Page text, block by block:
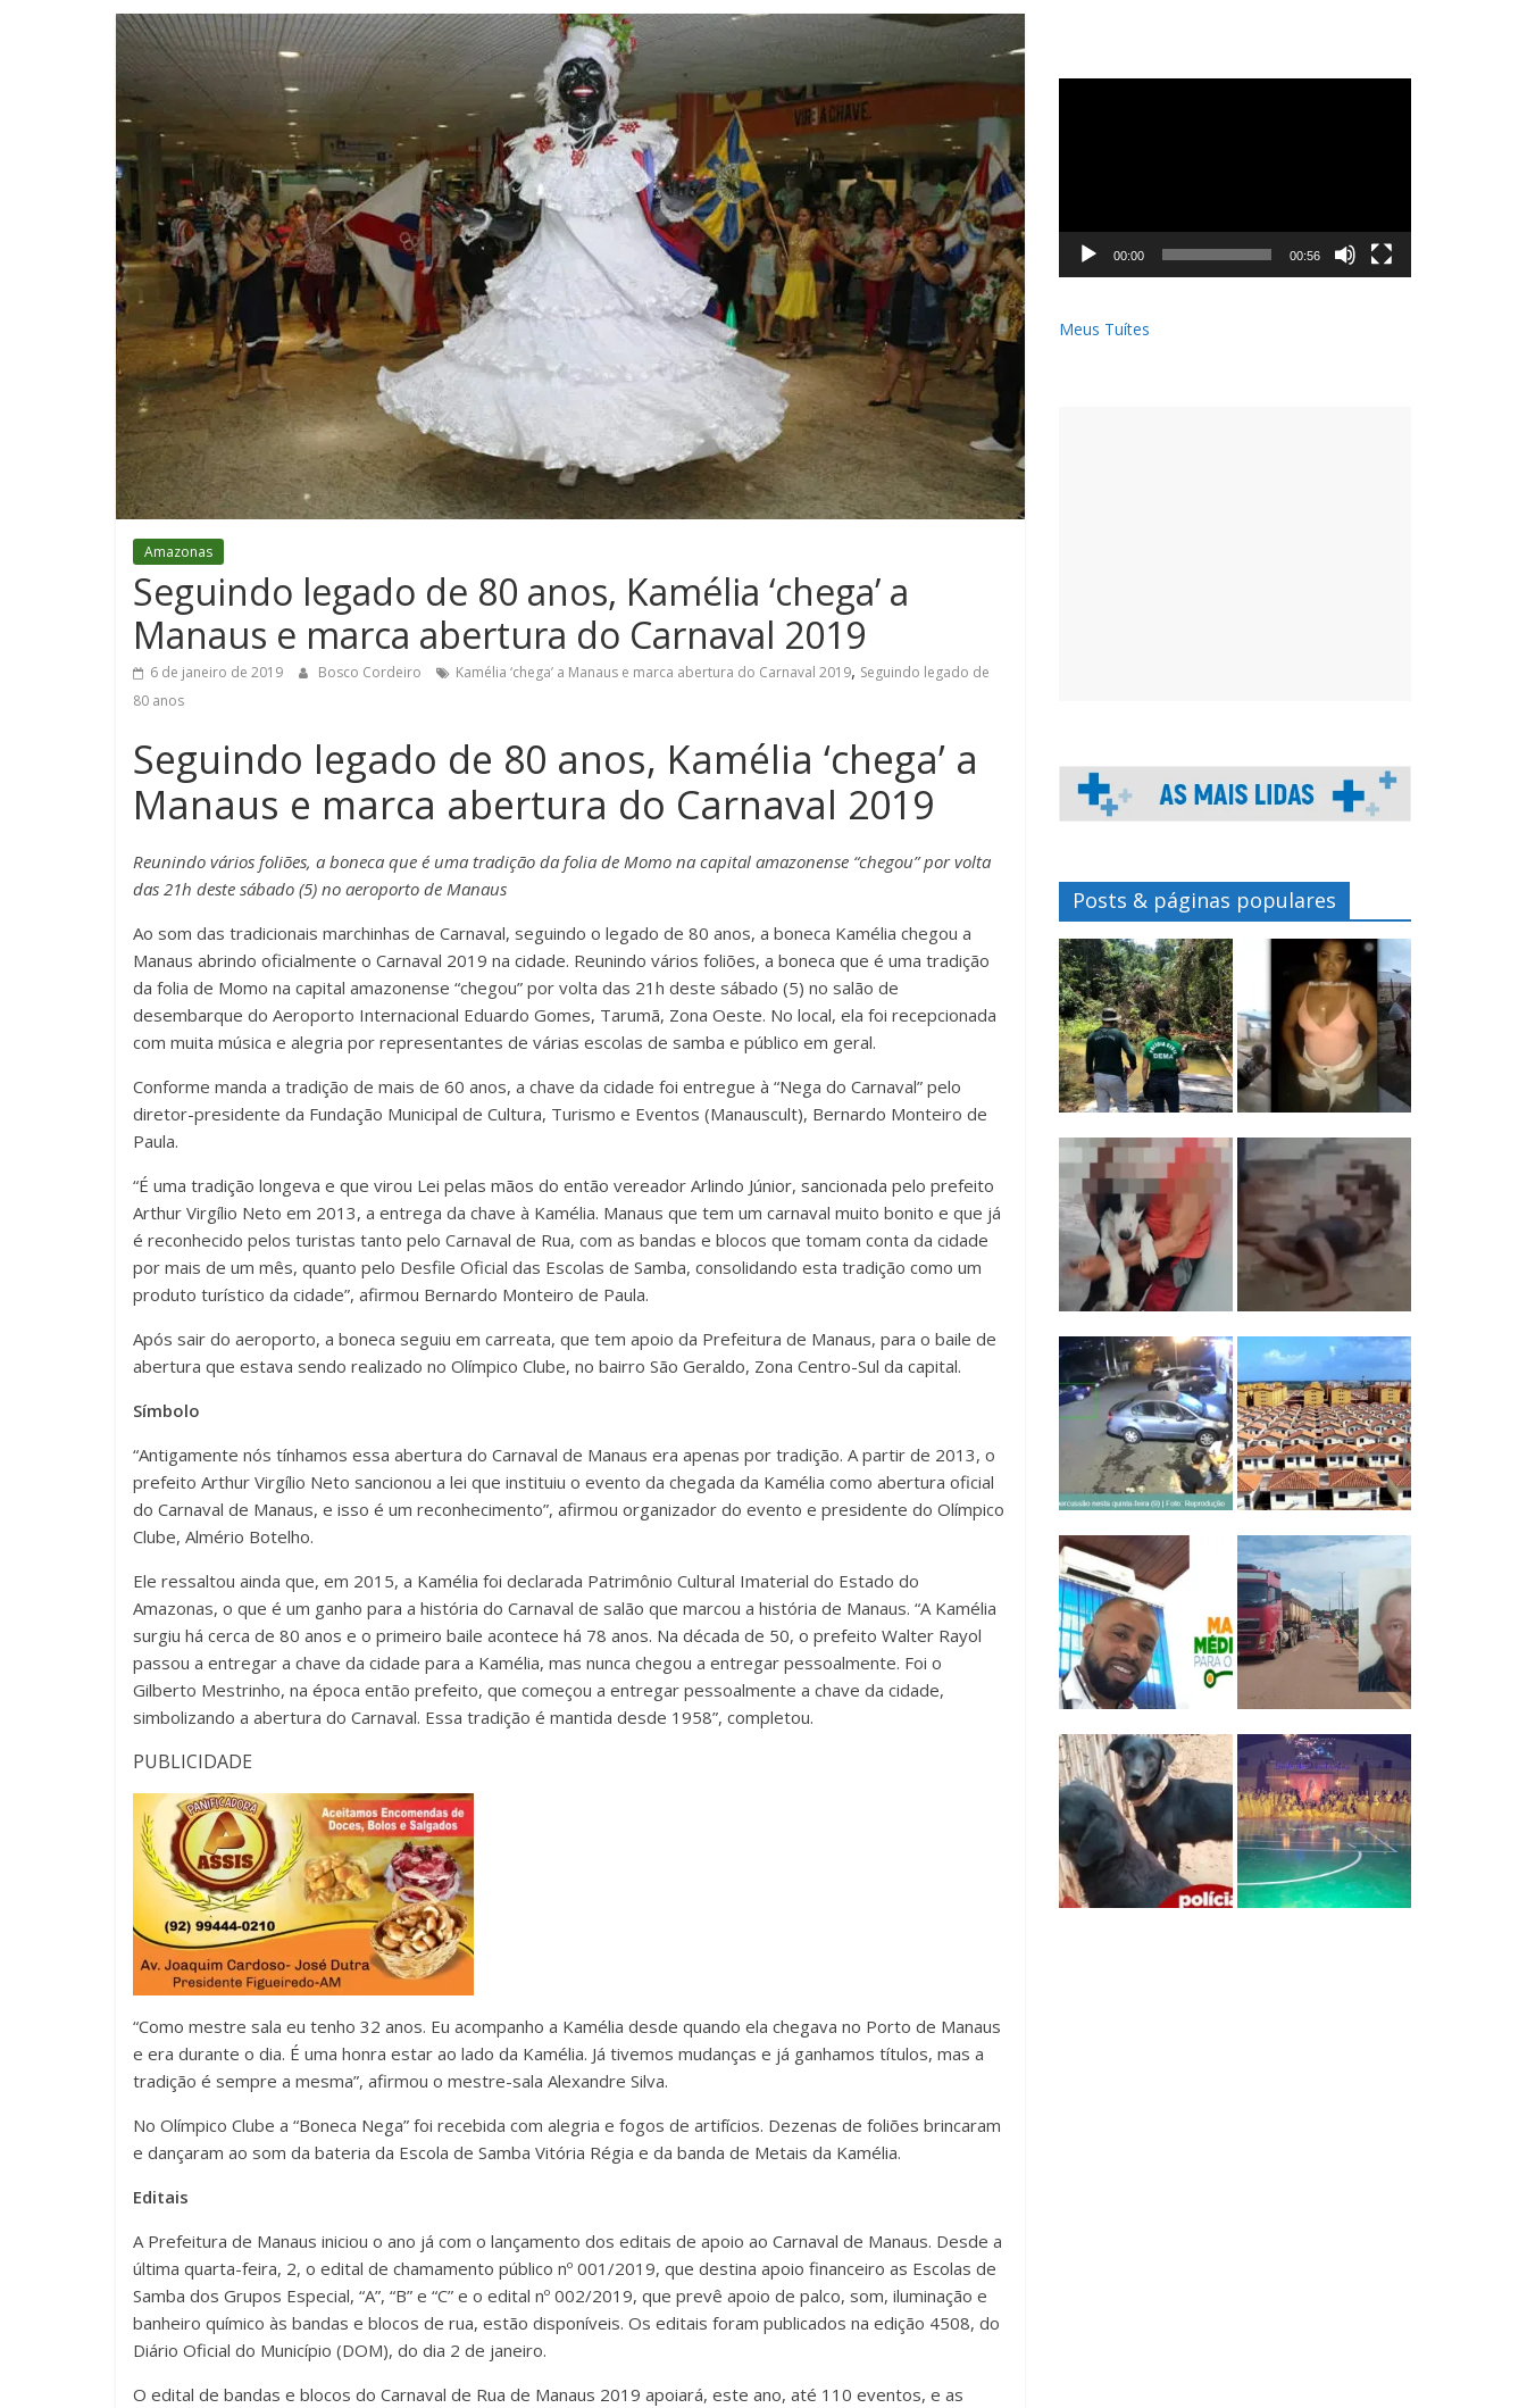
Amazonas
Seguindo legado de 80 anos, Kamélia ‘chega’ a
Manaus e marca abertura do Carnaval 2019
6 de janeiro de 2019 Bosco Cordeiro Kamélia ‘chega’ a Manaus e marca abertura do Carnaval 2019, Seguindo legado de
80 anos
Seguindo legado de 80 anos, Kamélia ‘chega’ a
Manaus e marca abertura do Carnaval 2019
Reunindo vários foliões, a boneca que é uma tradição da folia de Momo na capital amazonense “chegou” por volta
das 21h deste sábado (5) no aeroporto de Manaus
Ao som das tradicionais marchinhas de Carnaval, seguindo o legado de 80 anos, a boneca Kamélia chegou a
Manaus abrindo oficialmente o Carnaval 2019 na cidade. Reunindo vários foliões, a boneca que é uma tradição
da folia de Momo na capital amazonense “chegou” por volta das 21h deste sábado (5) no salão de
desembarque do Aeroporto Internacional Eduardo Gomes, Tarumã, Zona Oeste. No local, ela foi recepcionada
com muita música e alegria por representantes de várias escolas de samba e público em geral.
Conforme manda a tradição de mais de 60 anos, a chave da cidade foi entregue à “Nega do Carnaval” pelo
diretor-presidente da Fundação Municipal de Cultura, Turismo e Eventos (Manauscult), Bernardo Monteiro de
Paula.
“É uma tradição longeva e que virou Lei pelas mãos do então vereador Arlindo Júnior, sancionada pelo prefeito
Arthur Virgílio Neto em 2013, a entrega da chave à Kamélia. Manaus que tem um carnaval muito bonito e que já
é reconhecido pelos turistas tanto pelo Carnaval de Rua, com as bandas e blocos que tomam conta da cidade
por mais de um mês, quanto pelo Desfile Oficial das Escolas de Samba, consolidando esta tradição como um
produto turístico da cidade”, afirmou Bernardo Monteiro de Paula.
Após sair do aeroporto, a boneca seguiu em carreata, que tem apoio da Prefeitura de Manaus, para o baile de
abertura que estava sendo realizado no Olímpico Clube, no bairro São Geraldo, Zona Centro-Sul da capital.
Símbolo
“Antigamente nós tínhamos essa abertura do Carnaval de Manaus era apenas por tradição. A partir de 2013, o
prefeito Arthur Virgílio Neto sancionou a lei que instituiu o evento da chegada da Kamélia como abertura oficial
do Carnaval de Manaus, e isso é um reconhecimento”, afirmou organizador do evento e presidente do Olímpico
Clube, Almério Botelho.
Ele ressaltou ainda que, em 2015, a Kamélia foi declarada Patrimônio Cultural Imaterial do Estado do
Amazonas, o que é um ganho para a história do Carnaval de salão que marcou a história de Manaus. “A Kamélia
surgiu há cerca de 80 anos e o primeiro baile acontece há 78 anos. Na década de 50, o prefeito Walter Rayol
passou a entregar a chave da cidade para a Kamélia, mas nunca chegou a entregar pessoalmente. Foi o
Gilberto Mestrinho, na época então prefeito, que começou a entregar pessoalmente a chave da cidade,
simbolizando a abertura do Carnaval. Essa tradição é mantida desde 1958”, completou.
PUBLICIDADE
“Como mestre sala eu tenho 32 anos. Eu acompanho a Kamélia desde quando ela chegava no Porto de Manaus
e era durante o dia. É uma honra estar ao lado da Kamélia. Já tivemos mudanças e já ganhamos títulos, mas a
tradição é sempre a mesma”, afirmou o mestre-sala Alexandre Silva.
No Olímpico Clube a “Boneca Nega” foi recebida com alegria e fogos de artifícios. Dezenas de foliões brincaram
e dançaram ao som da bateria da Escola de Samba Vitória Régia e da banda de Metais da Kamélia.
Editais
A Prefeitura de Manaus iniciou o ano já com o lançamento dos editais de apoio ao Carnaval de Manaus. Desde a
última quarta-feira, 2, o edital de chamamento público nº 001/2019, que destina apoio financeiro as Escolas de
Samba dos Grupos Especial, “A”, “B” e “C” e o edital nº 002/2019, que prevê apoio de palco, som, iluminação e
banheiro químico às bandas e blocos de rua, estão disponíveis. Os editais foram publicados na edição 4508, do
Diário Oficial do Município (DOM), do dia 2 de janeiro.
O edital de bandas e blocos do Carnaval de Rua de Manaus 2019 apoiará, este ano, até 110 eventos, e as
00:00 00:56
Meus Tuítes
Posts & páginas populares